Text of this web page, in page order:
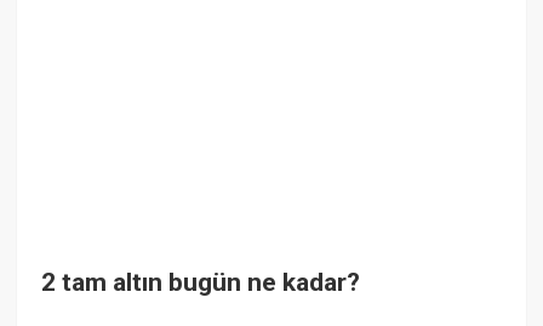
2 tam altın bugün ne kadar?